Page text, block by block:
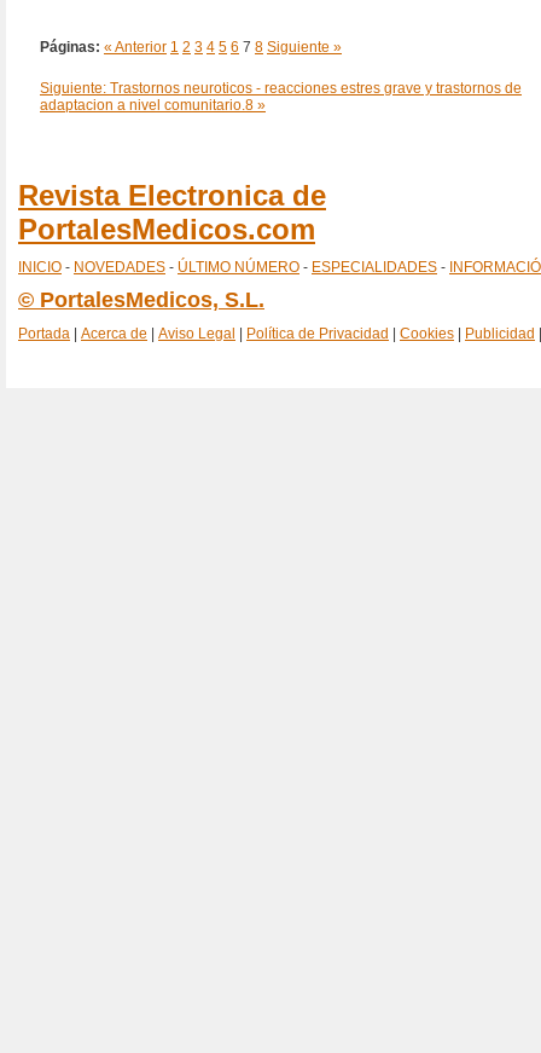
Páginas: « Anterior 1 2 3 4 5 6 7 8 Siguiente »
Siguiente: Trastornos neuroticos - reacciones estres grave y trastornos de
adaptacion a nivel comunitario.8 »
Revista Electronica de
PortalesMedicos.com
INICIO - NOVEDADES - ÚLTIMO NÚMERO - ESPECIALIDADES -
© PortalesMedicos, S.L.
Portada Acerca de Aviso Legal Política de Privacidad Cookies Publicidad